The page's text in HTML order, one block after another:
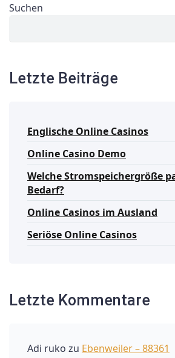
Suchen
Letzte Beiträge
Englische Online Casinos
Online Casino Demo
Welche Stromspeichergröße
Bedarf?
Online Casinos im Ausland
Seriöse Online Casinos
Letzte Kommentare
Adi ruko zu Ebenweiler – 88361